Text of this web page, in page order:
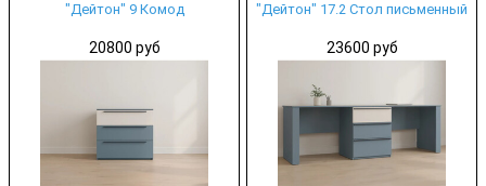
"Дейтон" 9 Комод
20800 руб
"Дейтон" 17.2 Стол письменный
23600 руб